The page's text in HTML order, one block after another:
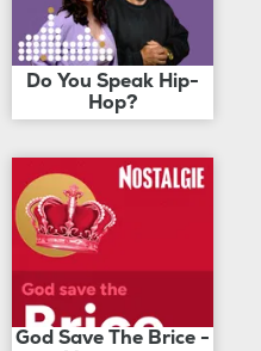
Do You Speak Hip-
Hop?
God Save The Brice -